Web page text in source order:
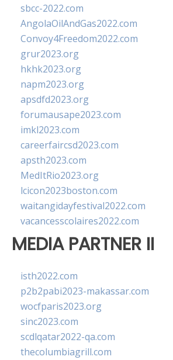
sbcc-2022.com
AngolaOilAndGas2022.com
Convoy4Freedom2022.com
grur2023.org
hkhk2023.org
napm2023.org
apsdfd2023.org
forumausape2023.com
imkl2023.com
careerfaircsd2023.com
apsth2023.com
MedItRio2023.org
lcicon2023boston.com
waitangidayfestival2022.com
vacancesscolaires2022.com
MEDIA PARTNER II
isth2022.com
p2b2pabi2023-makassar.com
wocfparis2023.org
sinc2023.com
scdlqatar2022-qa.com
thecolumbiagrill.com